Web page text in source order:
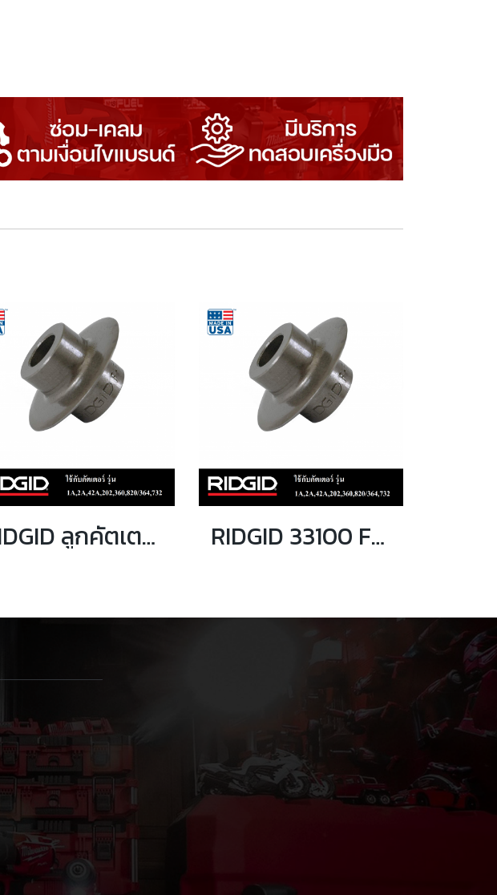
RIDGID ลูกคัตเตอร์ตัดท่อ 33110 F3S RIDGID 33100 F-514 ลูกคัตเตอร์ตัดท่อ